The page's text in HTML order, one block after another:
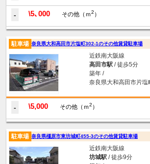
- \5､000 その他（ｍ2 ）
駐車場 奈良県大和高田市片塩町302-1のその他賃貸駐車場
近鉄南大阪線
高田市駅/ 徒歩5分
築年 /
奈良県大和高田市片塩
- \5,000 その他（ｍ2 ）
駐車場 奈良県橿原市東坊城町455-3のその他賃貸駐車場
近鉄南大阪線
坊城駅/ 徒歩9分